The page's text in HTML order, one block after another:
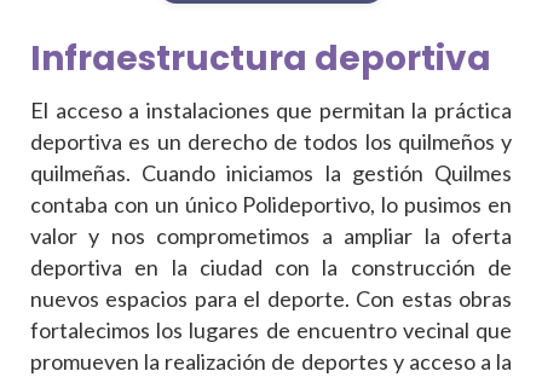
infraestructura deportiva
El acceso a instalaciones que permitan la práctica
deportiva es un derecho de todos los quilmeños y
quilmeñas. Cuando iniciamos la gestión Quilmes
contaba con un único Polideportivo, lo pusimos en
valor y nos comprometimos a ampliar la oferta
deportiva en la ciudad con la construcción de
nuevos espacios para el deporte. Con estas obras
fortalecimos los lugares de encuentro vecinal que
promueven la realización de deportes y acceso a la